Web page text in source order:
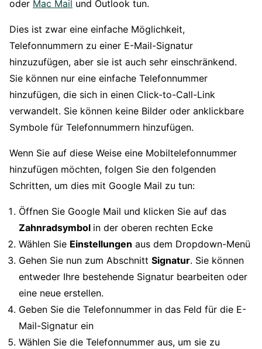
oder Mac Mail und Outlook tun.
Dies ist zwar eine einfache Möglichkeit,
Telefonnummern zu einer E-Mail-Signatur
hinzuzufügen, aber sie ist auch sehr einschränkend.
Sie können nur eine einfache Telefonnummer
hinzufügen, die sich in einen Click-to-Call-Link
verwandelt. Sie können keine Bilder oder anklickbare
Symbole für Telefonnummern hinzufügen.
Wenn Sie auf diese Weise eine Mobiltelefonnummer
hinzufügen möchten, folgen Sie den folgenden
Schritten, um dies mit Google Mail zu tun:
Öffnen Sie Google Mail und klicken Sie auf das
Zahnradsymbol in der oberen rechten Ecke
Wählen Sie Einstellungen aus dem Dropdown-Menü
Gehen Sie nun zum Abschnitt Signatur. Sie können
entweder Ihre bestehende Signatur bearbeiten oder
eine neue erstellen.
Geben Sie die Telefonnummer in das Feld für die E-
Mail-Signatur ein
Wählen Sie die Telefonnummer aus, um sie zu